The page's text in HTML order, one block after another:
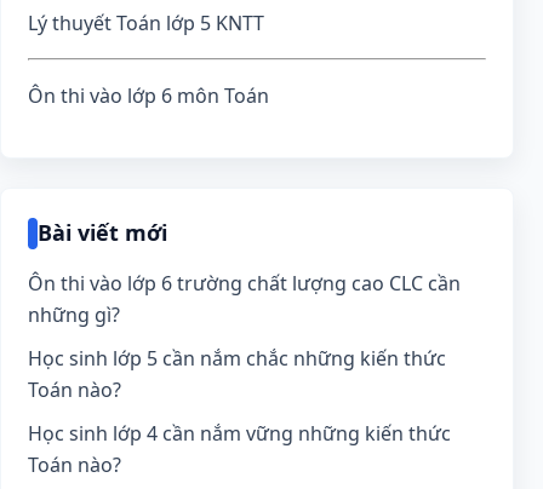
Lý thuyết Toán lớp 5 KNTT
Ôn thi vào lớp 6 môn Toán
Bài viết mới
Ôn thi vào lớp 6 trường chất lượng cao CLC cần
những gì?
Học sinh lớp 5 cần nắm chắc những kiến thức
Toán nào?
Học sinh lớp 4 cần nắm vững những kiến thức
Toán nào?